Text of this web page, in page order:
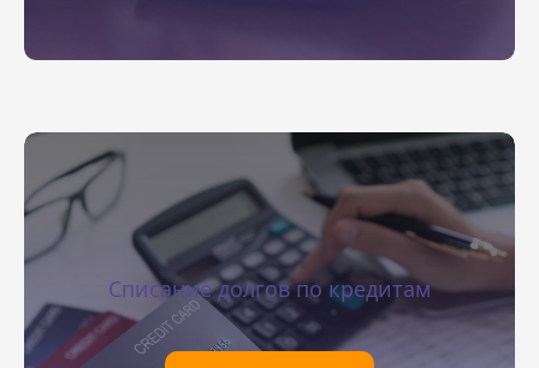
Списание долгов по кредитам